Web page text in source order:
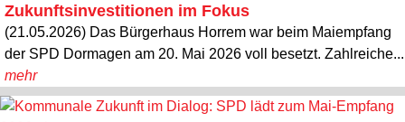
Zukunftsinvestitionen im Fokus
(21.05.2026) Das Bürgerhaus Horrem war beim Maiempfang
der SPD Dormagen am 20. Mai 2026 voll besetzt. Zahlreiche...
mehr